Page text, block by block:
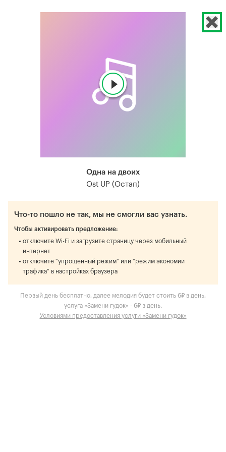
Одна на двоих
Ost UP (Остап)
Что-то пошло не так, мы не смогли вас узнать.
Чтобы активировать предложение:
отключите Wi-Fi и загрузите страницу через мобильный
интернет
отключите "упрощенный режим" или "режим экономии
трафика" в настройках браузера
Первый день бесплатно, далее мелодия будет стоить 6₽ в день,
услуга «Замени гудок» - 6₽ в день.
Условиями предоставления услуги «Замени гудок»